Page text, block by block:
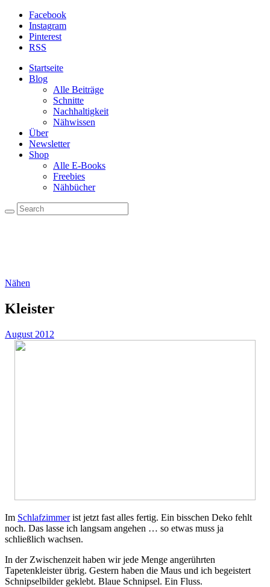
Facebook
Instagram
Pinterest
RSS
Startseite
Blog
Alle Beiträge
Schnitte
Nachhaltigkeit
Nähwissen
Über
Newsletter
Shop
Alle E-Books
Freebies
Nähbücher
Nähen
Kleister
August 2012
Im Schlafzimmerist jetzt fast alles fertig. Ein bisschen Deko fehlt
noch. Das lasse ich langsam angehen … so etwas muss ja
schließlich wachsen.
In der Zwischenzeit haben wir jede Menge angerührten
Tapetenkleister übrig. Gestern haben die Maus und ich begeistert
Schnipselbilder geklebt. Blaue Schnipsel. Ein Fluss.